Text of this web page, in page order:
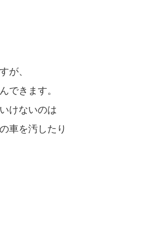
が、
できます。
けないのは
車を汚したり